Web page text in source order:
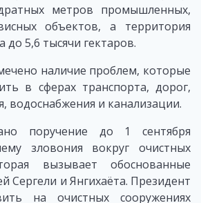
метров промышленных,
объектов, а территория
5,6 тысячи гектаров.
наличие проблем, которые
в сферах транспорта, дорог,
водоснабжения и канализации.
поручение до 1 сентября
зловония вокруг очистных
вызывает обоснованные
Сергели и Янгихаёта. Президент
на очистных сооружениях